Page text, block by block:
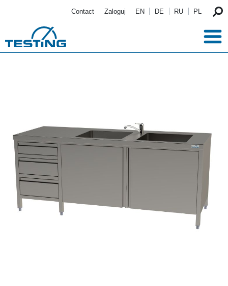
Contact Zaloguj EN DE RU PL